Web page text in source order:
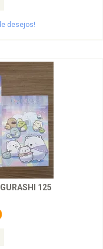
desejos!
GURASHI 125